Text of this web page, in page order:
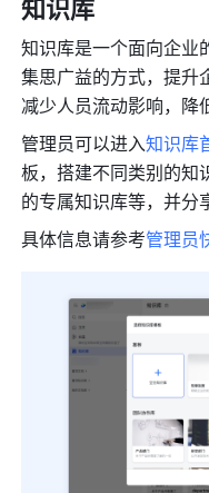
知识库
知识库是一个面向企业
集思广益的方式，提升
减少人员流动影响，降
管理员可以进入知识库
板，搭建不同类别的
的专属知识库等，并分
具体信息请参考管理员